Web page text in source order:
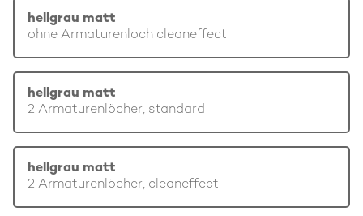
hellgrau matt
ohne Armaturenloch cleaneffect
hellgrau matt
2 Armaturenlöcher, standard
hellgrau matt
2 Armaturenlöcher, cleaneffect